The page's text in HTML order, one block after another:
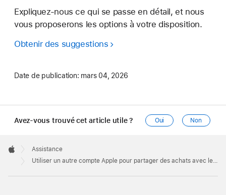
Expliquez-nous ce qui se passe en détail, et nous
vous proposerons les options à votre disposition.
Obtenir des suggestions
Date de publication: mars 04, 2026
Avez-vous trouvé cet article utile ? Oui Non
Footer

Apple
Assistance
Utiliser un autre compte Apple pour partager des achats avec le partage familial